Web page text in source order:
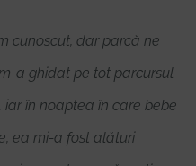
cunoscut, dar parcă ne
a ghidat pe tot parcursul
în noaptea în care bebe
ea mi-a fost alături